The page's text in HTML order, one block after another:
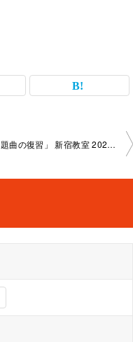
「課題曲の復習」 新宿教室 2023-12-08-no0002-1004